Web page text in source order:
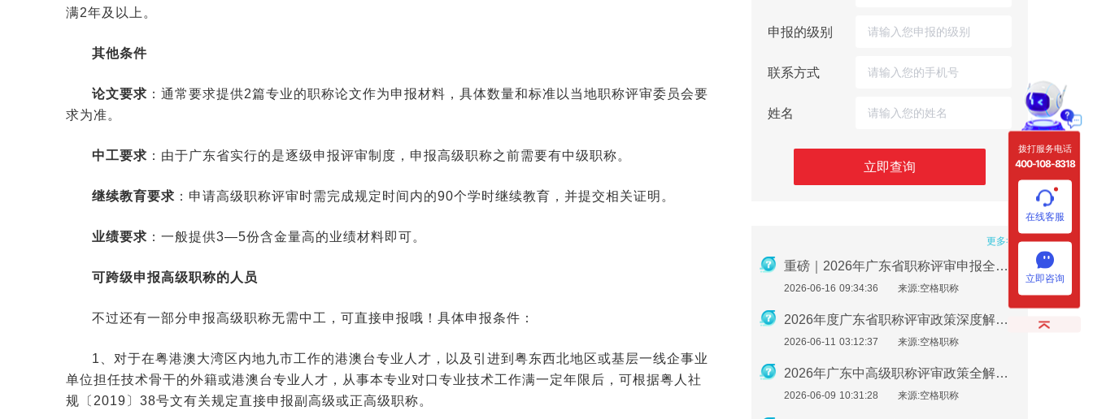
满2年及以上。
其他条件
论文要求 ：通常要求提供2篇专业的职称论文作为申报材料，具体数量和标准以当地职称评审委员会要
求为准。
中工要求 ：由于广东省实行的是逐级申报评审制度，申报高级职称之前需要有中级职称。
继续教育要求 ：申请高级职称评审时需完成规定时间内的90个学时继续教育，并提交相关证明。
业绩要求 ：一般提供3—5份含金量高的业绩材料即可。
可跨级申报高级职称的人员
不过还有一部分申报高级职称无需中工，可直接申报哦！具体申报条件：
1、对于在粤港澳大湾区内地九市工作的港澳台专业人才，以及引进到粤东西北地区或基层一线企事业
单位担任技术骨干的外籍或港澳台专业人才，从事本专业对口专业技术工作满一定年限后，可根据粤人社
规〔2019〕38号文有关规定直接申报副高级或正高级职称。
申报的级别
联系方式
姓名
立即查询
更多>>
收藏必备！广东省中级职称获取的两种方式及详细条件（2026版）
2026-01-21 09:28:28 来源:空格职称
官方发布！2025年度广东建筑工程职称评审通知要点全解读
2026-01-20 04:00:36 来源:空格职称
职称评审必备！广东省专业技术人员继续教育学时要求（2026年）
2026-01-19 10:34:29 来源:空格职称
拨打服务电话
400-108-8318
在线客服
立即咨询